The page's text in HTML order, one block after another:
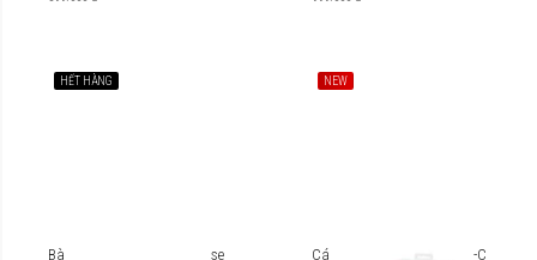
HẾT HÀNG
Bàn phím không dây Incase
NEW
Cáp dây rút USB-C to USB-C